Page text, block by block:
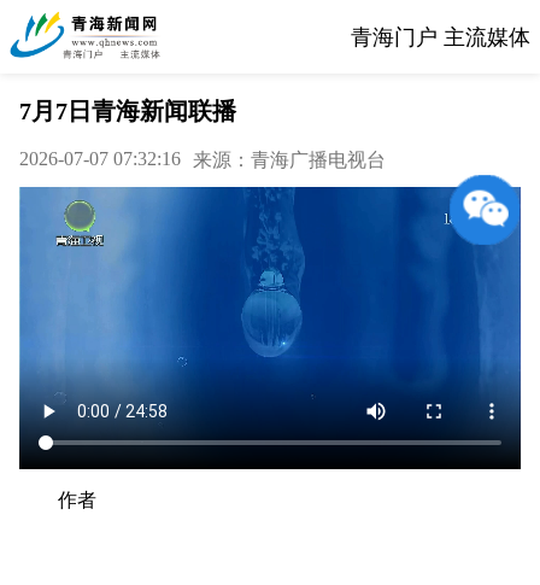
青海门户 主流媒体
7月7日青海新闻联播
2026-07-07 07:32:16 来源：青海广播电视台
作者